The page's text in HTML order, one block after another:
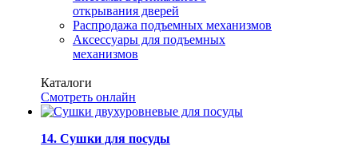
открывания дверей
Распродажа подъемных механизмов
Аксессуары для подъемных
механизмов
Каталоги
Смотреть онлайн
14. Сушки для посуды